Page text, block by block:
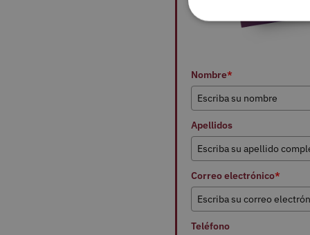
Nombre*
Apellidos
Correo electrónico*
Teléfono